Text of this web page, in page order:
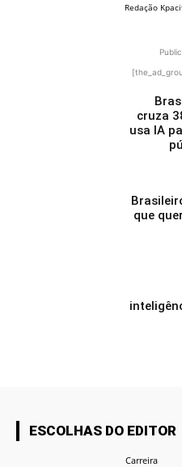
Redação
cruza
usa IA
que
ESCOLHAS DO EDITOR
Carreira